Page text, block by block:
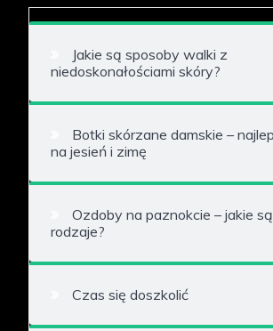
Jakie są sposoby walki z
niedoskonałościami skóry?
Botki skórzane damskie –
na jesień i zimę
Ozdoby na paznokcie – jakie
rodzaje?
Czas się doszkolić